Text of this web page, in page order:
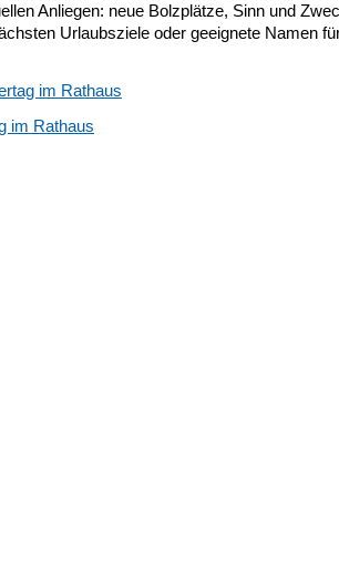
Anliegen: neue Bolzplätze, Sinn und
Urlaubsziele oder geeignete Namen
im Rathaus
im Rathaus